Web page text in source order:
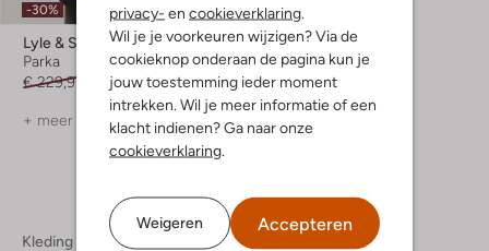
privacy- en cookieverklaring
Wil je je voorkeuren wijzigen? Via de
cookieknop onderaan de pagina kun je
jouw toestemming ieder moment
intrekken. Wil je meer informatie of een
klacht indienen? Ga naar onze
cookieverklaring
Weigeren Accepteren
-30%
Lyle & Scott
Parka
€ 229,95
€ 160,99
+ meer kleuren
Kleding Jassen Jassen Heren